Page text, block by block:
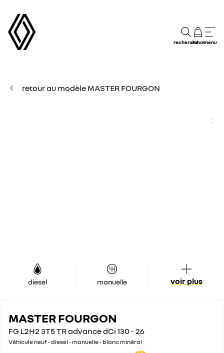
rechercheachatmenu
retour au modèle MASTER FOURGON
diesel manuelle voir plus
MASTER FOURGON
FG L2H2 3T5 TR advance dCi 130 - 26
Véhicule neuf - diesel - manuelle - blanc minéral